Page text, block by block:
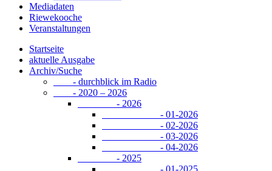
Mediadaten
Riewekooche
Veranstaltungen
Startseite
aktuelle Ausgabe
Archiv/Suche
- durchblick im Radio
- 2020 – 2026
- 2026
- 01-2026
- 02-2026
- 03-2026
- 04-2026
- 2025
- 01-2025